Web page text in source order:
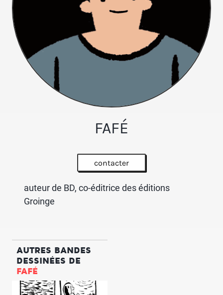
FAFÉ
contacter
auteur de BD, co-éditrice des éditions
Groinge
AUTRES BANDES
DESSINÉES DE
FAFÉ